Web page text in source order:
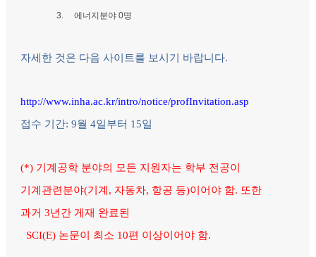
3. 에너지분야 0명
자세한 것은 다음 사이트를 보시기 바랍니다.
http://www.inha.ac.kr/intro/notice/profInvitation.asp
접수 기간: 9월 4일부터 15일
(*) 기계공학 분야의 모든 지원자는 학부 전공이
기계관련분야(기계, 자동차, 항공 등)이어야 함. 또한
과거 3년간 게재 완료된
SCI(E) 논문이 최소 10편 이상이어야 함.